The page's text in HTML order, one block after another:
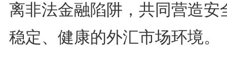
离非法金融陷阱，共同营造安
稳定、健康的外汇市场环境。